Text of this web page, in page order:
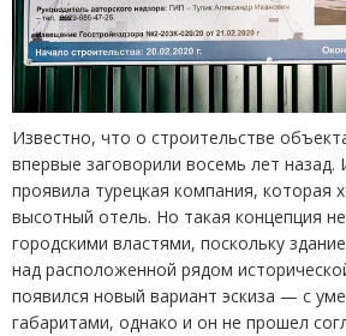
Известно, что о строительстве
впервые заговорили восемь лет назад.
проявила турецкая компания, которая
высотный отель. Но такая концепция
городскими властями, поскольку
над расположенной рядом
появился новый вариант эскиза — с
габаритами, однако и он не прошел